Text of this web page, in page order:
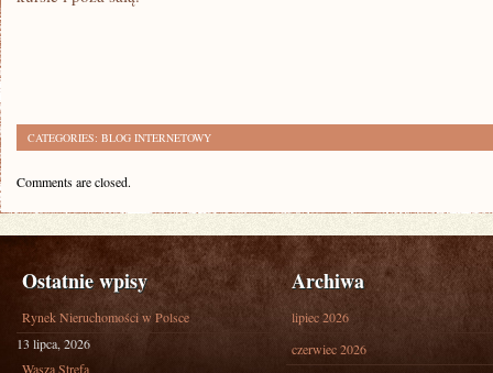
CATEGORIES: BLOG INTERNETOWY
Comments are closed.
Ostatnie wpisy
Rynek Nieruchomości w Polsce
13 lipca, 2026
Wasza Strefa
Archiwa
lipiec 2026
czerwiec 2026